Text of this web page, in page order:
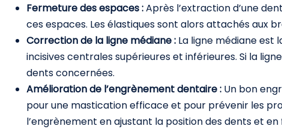
Fermeture des espaces :Après l’extraction d’une
ces espaces. Les élastiques sont alors attachés aux
Correction de la ligne médiane : La ligne médiane est
incisives centrales supérieures et inférieures. Si la
dents concernées.
Amélioration de l’engrènement dentaire : Un bon
pour une mastication efficace et pour prévenir les
l’engrènement en ajustant la position des dents et